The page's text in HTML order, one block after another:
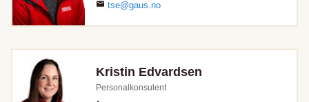
tse@gaus.no
Kristin Edvardsen
Personalkonsulent